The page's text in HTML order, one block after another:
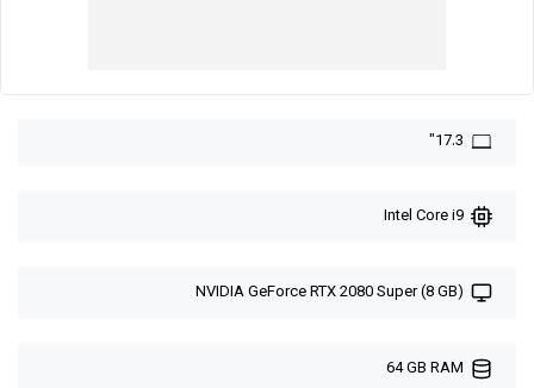
Intel Core i9
NVIDIA GeForce RTX 2080 Super (8 GB)
64 GB RAM